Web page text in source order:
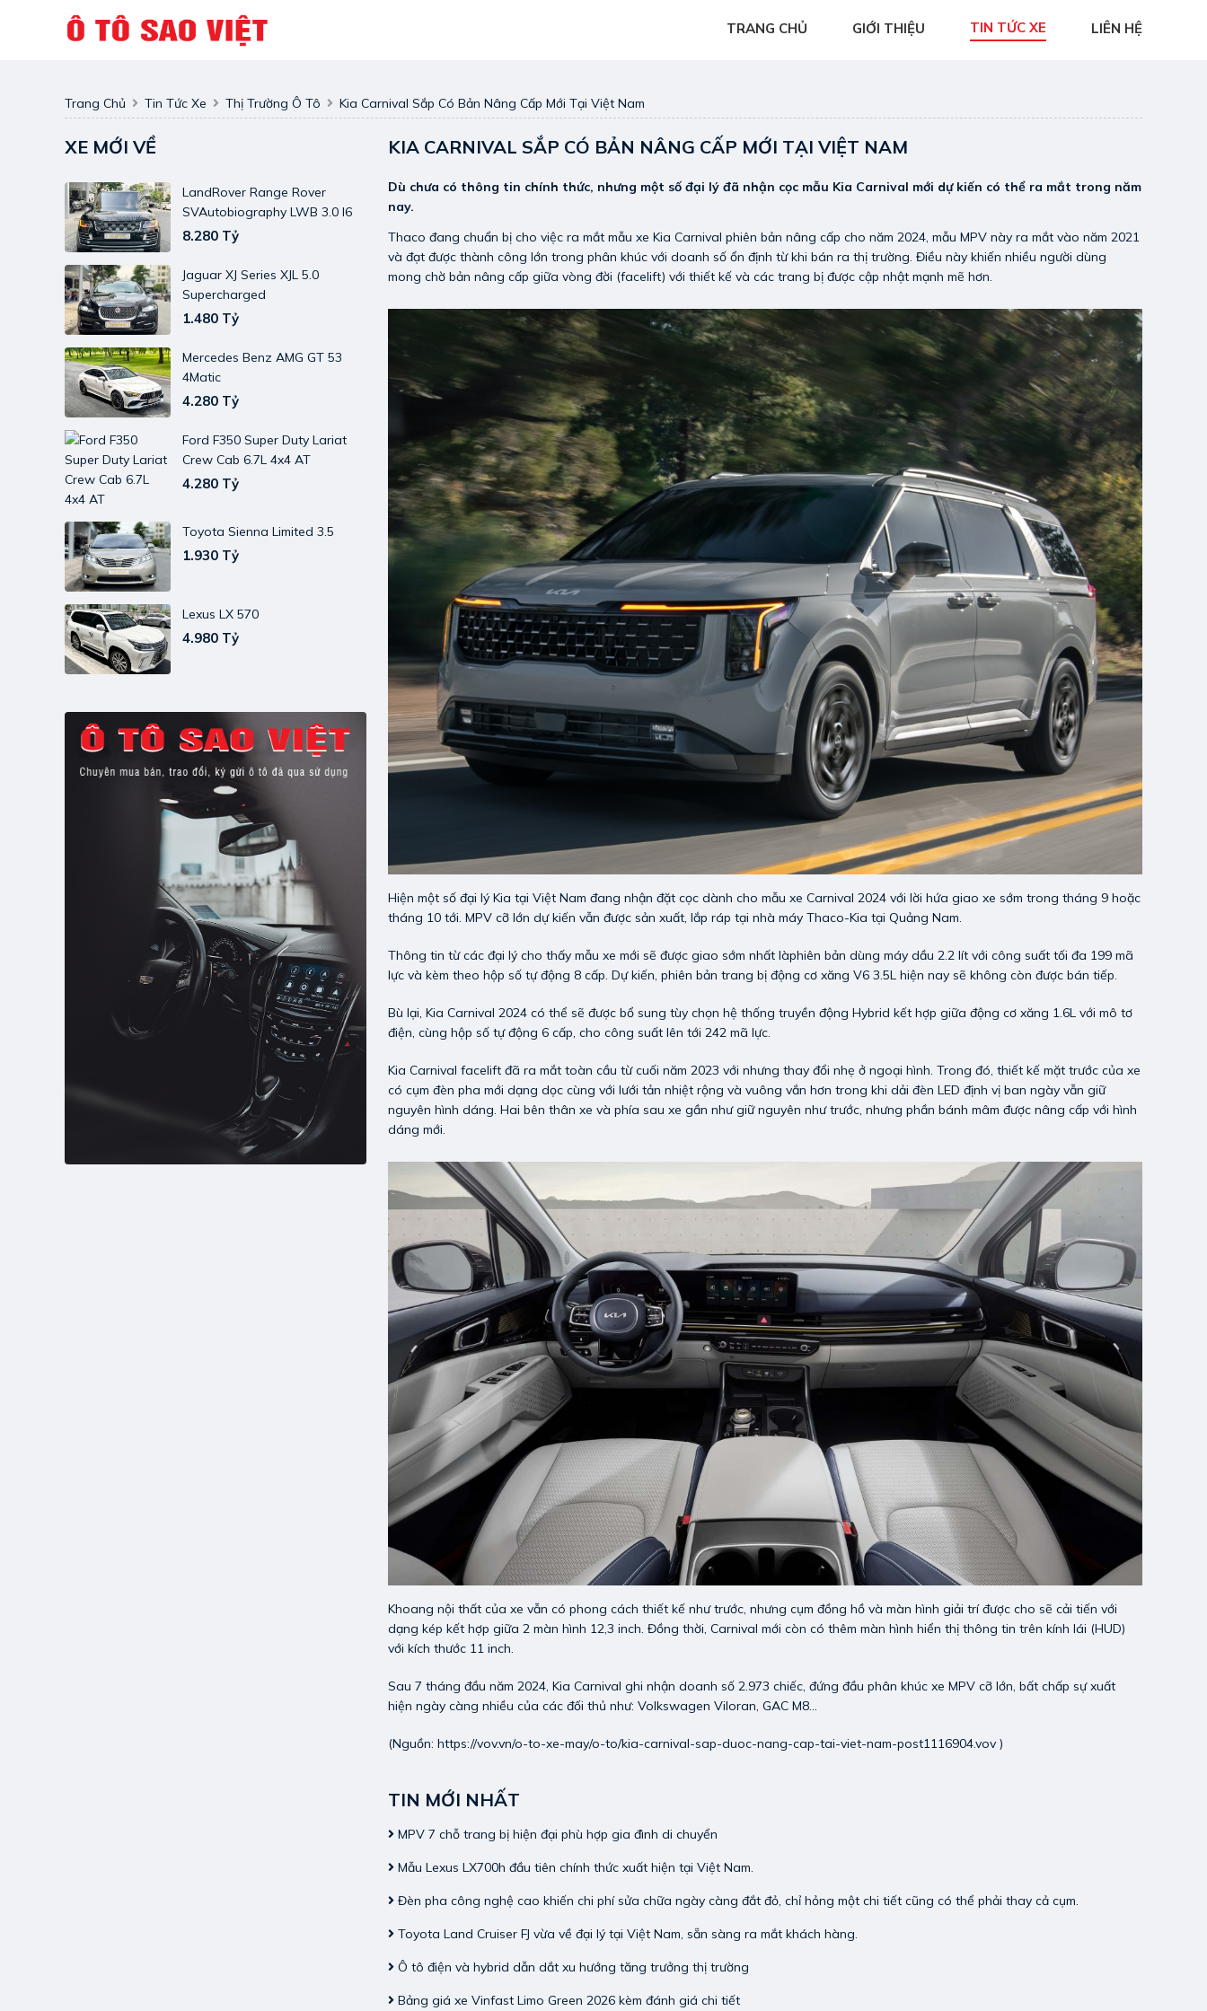
TRANG CHỦ GIỚI THIỆU TIN TỨC XE LIÊN HỆ
Trang Chủ Tin Tức Xe Thị Trường Ô Tô Kia Carnival Sắp Có Bản Nâng Cấp Mới Tại Việt Nam
KIA CARNIVAL SẮP CÓ BẢN NÂNG CẤP MỚI TẠI VIỆT NAM
Dù chưa có thông tin chính thức, nhưng một số đại lý đã nhận cọc mẫu Kia Carnival mới dự kiến có thể ra mắt trong năm
nay.
Thaco đang chuẩn bị cho việc ra mắt mẫu xe Kia Carnival phiên bản nâng cấp cho năm 2024, mẫu MPV này ra mắt vào năm 2021
và đạt được thành công lớn trong phân khúc với doanh số ổn định từ khi bán ra thị trường. Điều này khiến nhiều người dùng
mong chờ bản nâng cấp giữa vòng đời (facelift) với thiết kế và các trang bị được cập nhật mạnh mẽ hơn.
Hiện một số đại lý Kia tại Việt Nam đang nhận đặt cọc dành cho mẫu xe Carnival 2024 với lời hứa giao xe sớm trong tháng 9 hoặc
tháng 10 tới. MPV cỡ lớn dự kiến vẫn được sản xuất, lắp ráp tại nhà máy Thaco-Kia tại Quảng Nam.
Thông tin từ các đại lý cho thấy mẫu xe mới sẽ được giao sớm nhất làphiên bản dùng máy dầu 2.2 lít với công suất tối đa 199 mã
lực và kèm theo hộp số tự động 8 cấp. Dự kiến, phiên bản trang bị động cơ xăng V6 3.5L hiện nay sẽ không còn được bán tiếp.
Bù lại, Kia Carnival 2024 có thể sẽ được bổ sung tùy chọn hệ thống truyền động Hybrid kết hợp giữa động cơ xăng 1.6L với mô tơ
điện, cùng hộp số tự động 6 cấp, cho công suất lên tới 242 mã lực.
Kia Carnival facelift đã ra mắt toàn cầu từ cuối năm 2023 với nhưng thay đổi nhẹ ở ngoại hình. Trong đó, thiết kế mặt trước của xe
có cụm đèn pha mới dạng dọc cùng với lưới tản nhiệt rộng và vuông vắn hơn trong khi dải đèn LED định vị ban ngày vẫn giữ
nguyên hình dáng. Hai bên thân xe và phía sau xe gần như giữ nguyên như trước, nhưng phần bánh mâm được nâng cấp với hình
dáng mới.
Khoang nội thất của xe vẫn có phong cách thiết kế như trước, nhưng cụm đồng hồ và màn hình giải trí được cho sẽ cải tiến với
dạng kép kết hợp giữa 2 màn hình 12,3 inch. Đồng thời, Carnival mới còn có thêm màn hình hiển thị thông tin trên kính lái (HUD)
với kích thước 11 inch.
Sau 7 tháng đầu năm 2024, Kia Carnival ghi nhận doanh số 2.973 chiếc, đứng đầu phân khúc xe MPV cỡ lớn, bất chấp sự xuất
hiện ngày càng nhiều của các đối thủ như: Volkswagen Viloran, GAC M8...
(Nguồn: https://vov.vn/o-to-xe-may/o-to/kia-carnival-sap-duoc-nang-cap-tai-viet-nam-post1116904.vov )
TIN MỚI NHẤT
MPV 7 chỗ trang bị hiện đại phù hợp gia đình di chuyển
Mẫu Lexus LX700h đầu tiên chính thức xuất hiện tại Việt Nam.
Đèn pha công nghệ cao khiến chi phí sửa chữa ngày càng đắt đỏ, chỉ hỏng một chi tiết cũng có thể phải thay cả cụm.
Toyota Land Cruiser FJ vừa về đại lý tại Việt Nam, sẵn sàng ra mắt khách hàng.
Ô tô điện và hybrid dẫn dắt xu hướng tăng trưởng thị trường
Bảng giá xe Vinfast Limo Green 2026 kèm đánh giá chi tiết
XE MỚI VỀ
LandRover Range Rover
SVAutobiography LWB 3.0 I6
8.280 Tỷ
Jaguar XJ Series XJL 5.0
Supercharged
1.480 Tỷ
Mercedes Benz AMG GT 53
4Matic
4.280 Tỷ
Ford F350 Super Duty Lariat
Crew Cab 6.7L 4x4 AT
4.280 Tỷ
Toyota Sienna Limited 3.5
1.930 Tỷ
Lexus LX 570
4.980 Tỷ